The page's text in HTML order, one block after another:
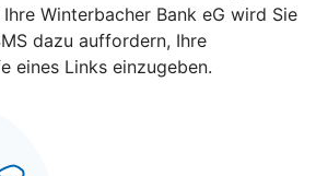
Winterbacher Bank eG wird Sie
dazu auffordern, Ihre
eines Links einzugeben.